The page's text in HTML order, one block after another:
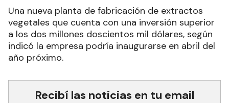
Una nueva planta de fabricación de extractos
vegetales que cuenta con una inversión superior
a los dos millones doscientos mil dólares, según
indicó la empresa podría inaugurarse en abril del
año próximo.
Recibí las noticias en tu email